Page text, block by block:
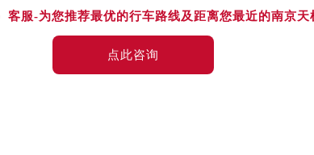
客服-为您推荐最优的行车路线及距离您最近的南京
点此咨询